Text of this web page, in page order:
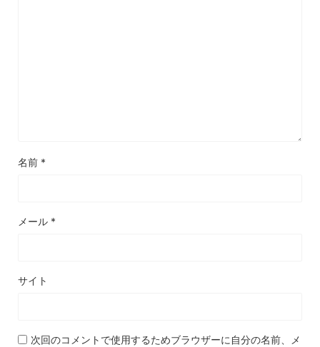
名前 *
メール *
サイト
次回のコメントで使用するためブラウザーに自分の名前、メ